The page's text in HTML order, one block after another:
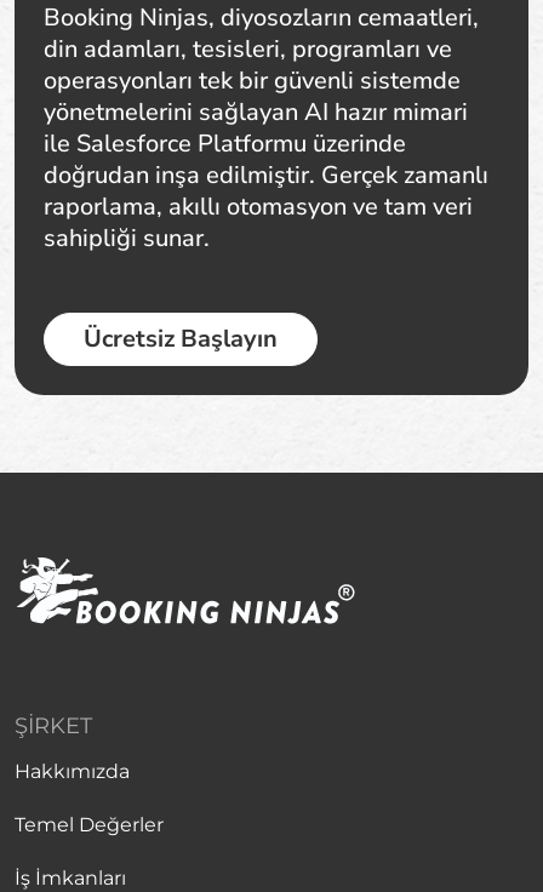
Booking Ninjas, diyosozların cemaatleri,
din adamları, tesisleri, programları ve
operasyonları tek bir güvenli sistemde
yönetmelerini sağlayan AI hazır mimari
ile Salesforce Platformu üzerinde
doğrudan inşa edilmiştir. Gerçek zamanlı
raporlama, akıllı otomasyon ve tam veri
sahipliği sunar.
Ücretsiz Başlayın
ŞIRKET
Hakkımızda
Temel Değerler
İş İmkanları